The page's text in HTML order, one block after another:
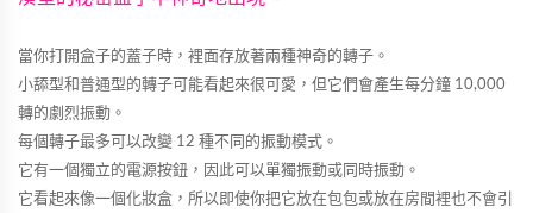
當你打開盒子的蓋子時，裡面存放著兩種神奇的轉子。
小舔型和普通型的轉子可能看起來很可愛，但它們會產生每分鐘 10,000
轉的劇烈振動。
每個轉子最多可以改變 12 種不同的振動模式。
它有一個獨立的電源按鈕，因此可以單獨振動或同時振動。
它看起來像一個化妝盒，所以即使你把它放在包包或放在房間裡也不會引